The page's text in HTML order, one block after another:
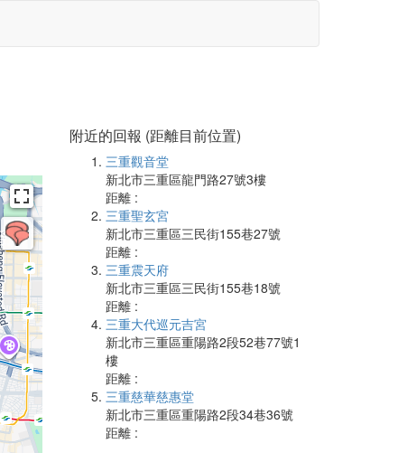
附近的回報 (距離目前位置)
三重觀音堂
新北市三重區龍門路27號3樓
距離 :
三重聖玄宮
新北市三重區三民街155巷27號
距離 :
三重震天府
新北市三重區三民街155巷18號
距離 :
三重大代巡元吉宮
新北市三重區重陽路2段52巷77號1
樓
距離 :
三重慈華慈惠堂
新北市三重區重陽路2段34巷36號
距離 :